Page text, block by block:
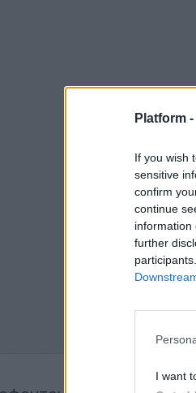
Platform -
If you wish
sensitive
confirm
continue
information
further
I want